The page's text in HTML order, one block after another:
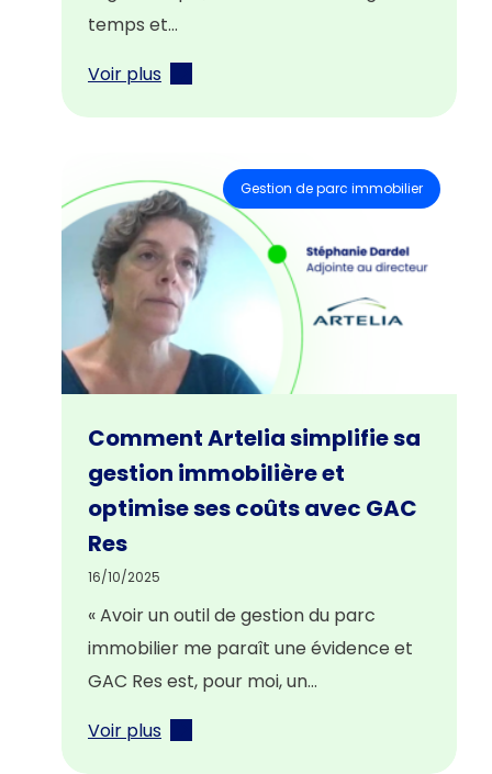
temps et…
Voir plus
Gestion de parc immobilier
Comment Artelia simplifie sa
gestion immobilière et
optimise ses coûts avec GAC
Res
16/10/2025
« Avoir un outil de gestion du parc
immobilier me paraît une évidence et
GAC Res est, pour moi, un…
Voir plus